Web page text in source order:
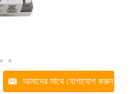
আমাদের সাথে যোগাযোগ করুন